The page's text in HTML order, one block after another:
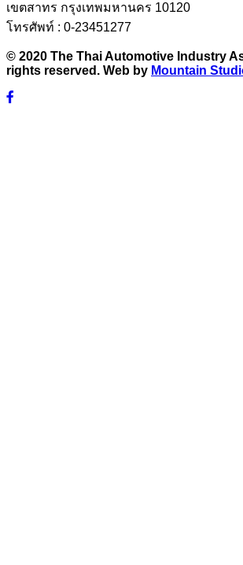
เขตสาทร กรุงเทพมหานคร 10120
โทรศัพท์ : 0-23451277
© 2020 The Thai Automotive Industry
rights reserved. Web by Mountain